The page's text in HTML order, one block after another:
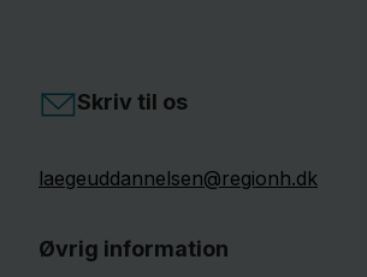
Skriv til os
laegeuddannelsen@regionh.dk
Øvrig information